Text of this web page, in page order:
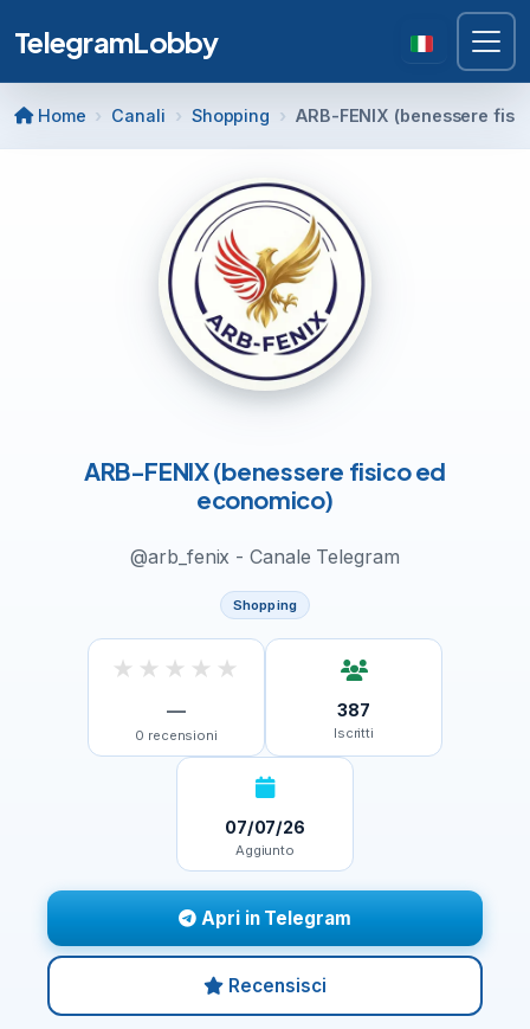
TelegramLobby
Home Canali Shopping ARB-FENIX (benessere
ARB-FENIX (benessere fisico ed
economico)
@arb_fenix - Canale Telegram
Shopping
★ ★ ★ ★ ★
—
0 recensioni
387
Iscritti
07/07/26
Aggiunto
Apri in Telegram
Recensisci